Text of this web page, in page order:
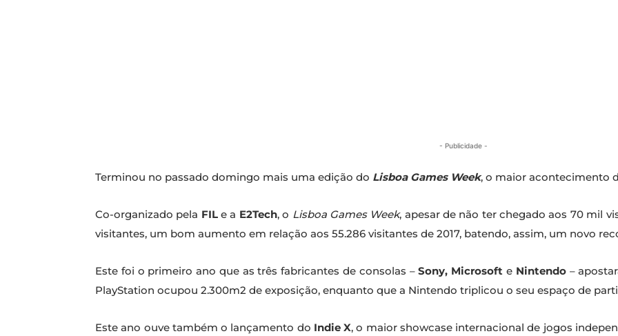
- Publicidade -
Terminou no passado domingo mais uma edição do Lisboa Games Week, o maior acontecimento
Co-organizado pela FILe a E2Tech, o Lisboa Games Week, apesar de não ter chegado aos 70 mil
visitantes, um bom aumento em relação aos 55.286 visitantes de 2017, batendo, assim, um novo
Este foi o primeiro ano que as três fabricantes de consolas –Sony, Microsoft e Nintendo–
PlayStation ocupou 2.300m2 de exposição, enquanto que a Nintendo triplicou o seu espaço de
Este ano ouve também o lançamento do Indie X, o maior showcase internacional de jogos